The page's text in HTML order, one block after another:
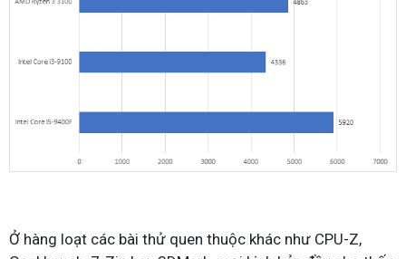
Ở hàng loạt các bài thử quen thuộc khác như CPU-Z,